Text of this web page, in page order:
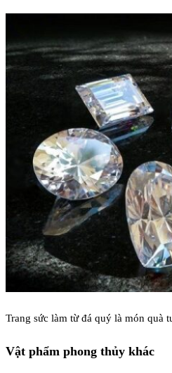
Trang sức làm từ đá quý là món quà
Vật phẩm phong thủy khác